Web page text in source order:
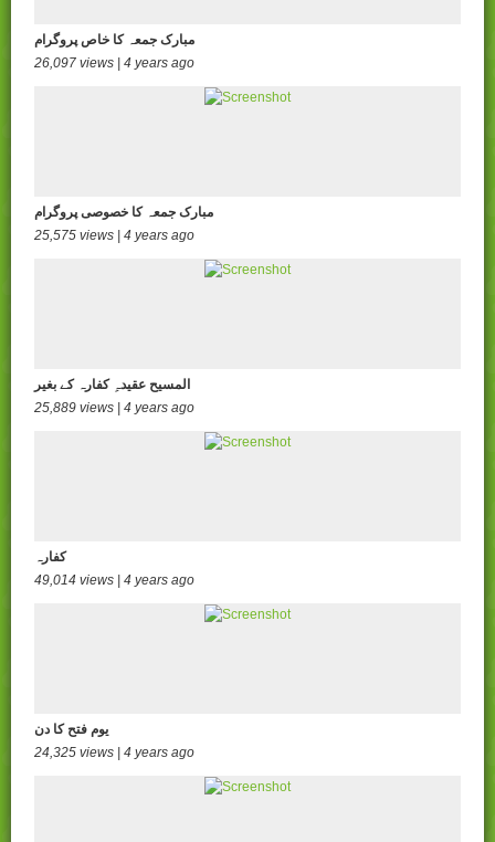
مبارک جمعہ کا خاص پروگرام
26,097 views | 4 years ago
مبارک جمعہ کا خصوصی پروگرام
25,575 views | 4 years ago
المسیح عقیدہِ کفارہ کے بغیر
25,889 views | 4 years ago
کفارہ
49,014 views | 4 years ago
یوم فتح کا دن
24,325 views | 4 years ago